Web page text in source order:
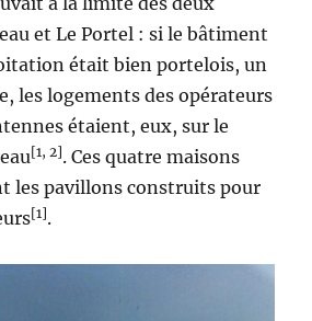
et Le Portel : si le bâtiment
était bien portelois, un
les logements des opérateurs
étaient, eux, sur le
[1, 2]. Ces quatre maisons
les pavillons construits pour
[1].